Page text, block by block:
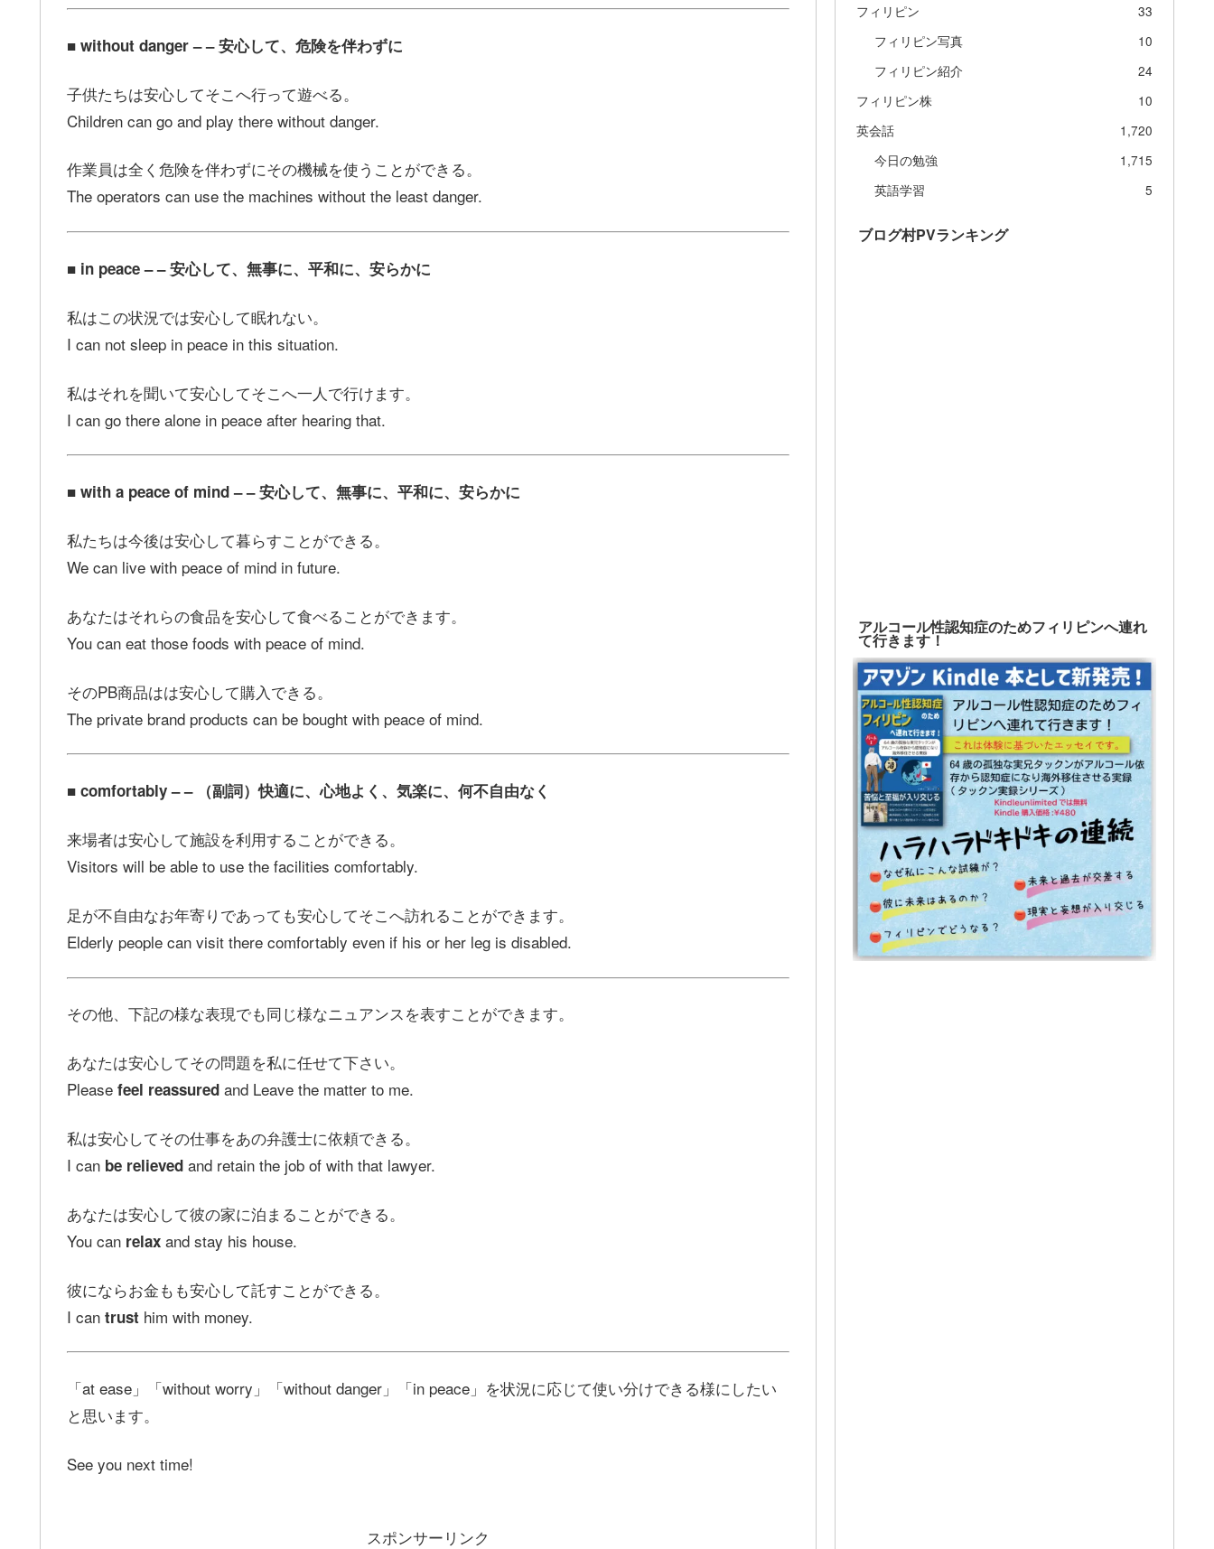
■ without danger – – 安心して、危険を伴わずに
子供たちは安心してそこへ行って遊べる。
Children can go and play there without danger.
作業員は全く危険を伴わずにその機械を使うことができる。
The operators can use the machines without the least danger.
■ in peace – – 安心して、無事に、平和に、安らかに
私はこの状況では安心して眠れない。
I can not sleep in peace in this situation.
私はそれを聞いて安心してそこへ一人で行けます。
I can go there alone in peace after hearing that.
■ with a peace of mind – – 安心して、無事に、平和に、安らかに
私たちは今後は安心して暮らすことができる。
We can live with peace of mind in future.
あなたはそれらの食品を安心して食べることができます。
You can eat those foods with peace of mind.
そのPB商品はは安心して購入できる。
The private brand products can be bought with peace of mind.
■ comfortably – – （副詞）快適に、心地よく、気楽に、何不自由なく
来場者は安心して施設を利用することができる。
Visitors will be able to use the facilities comfortably.
足が不自由なお年寄りであっても安心してそこへ訪れることができます。
Elderly people can visit there comfortably even if his or her leg is disabled.
その他、下記の様な表現でも同じ様なニュアンスを表すことができます。
あなたは安心してその問題を私に任せて下さい。
Please feel reassured and Leave the matter to me.
私は安心してその仕事をあの弁護士に依頼できる。
I can be relieved and retain the job of with that lawyer.
あなたは安心して彼の家に泊まることができる。
You can relax and stay his house.
彼にならお金もも安心して託すことができる。
I can trust him with money.
「at ease」「without worry」「without danger」「in peace」を状況に応じて使い分けできる様にしたい
と思います。
See you next time!
スポンサーリンク
フィリピン
33
フィリピン写真
10
フィリピン紹介
24
フィリピン株
10
英会話
1,720
今日の勉強
1,715
英語学習
5
ブログ村PVランキング
アルコール性認知症のためフィリピンへ連れ
て行きます！